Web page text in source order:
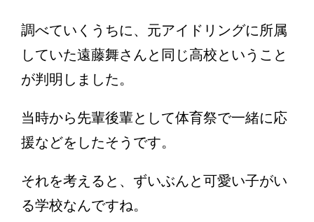
調べていくうちに、元アイドリングに所属
していた遠藤舞さんと同じ高校ということ
が判明しました。
当時から先輩後輩として体育祭で一緒に応
援などをしたそうです。
それを考えると、ずいぶんと可愛い子がい
る学校なんですね。